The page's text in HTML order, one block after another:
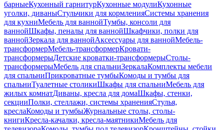
барныеКухонный гарнитурКухонные модулиКухонные
уголки, диваныСтульчики для кормленияСистемы хранения
для кухниМебель для ваннойТумбы, консоли для
ваннойШкафы, пеналы для ваннойШкафчики, полки для
ваннойЗеркала для ваннойАксессуары для ваннойМебель-
трансформерМебель-трансформерКровати-
трансформерыДетские кроватки-трансформерыСтолы-
трансформерыМебель для спальниЗеркалаКомплекты мебели
для спальниПрикроватные тумбыКомоды и тумбы для
спальниТуалетные столикиШкафы для спальниМебель для
жилых комнатДиваны, кресла для домаШкафы, стенки,
секцииПолки, стеллажи, системы храненияСтулья,
креслаКомоды и тумбыЖурнальные столы, столы-
книгиКресла-качалки, кресла-маятникиМебель для